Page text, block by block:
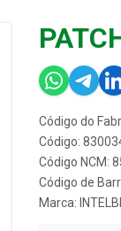
Código do
Código:
Código NCM:
Código de
Marca: